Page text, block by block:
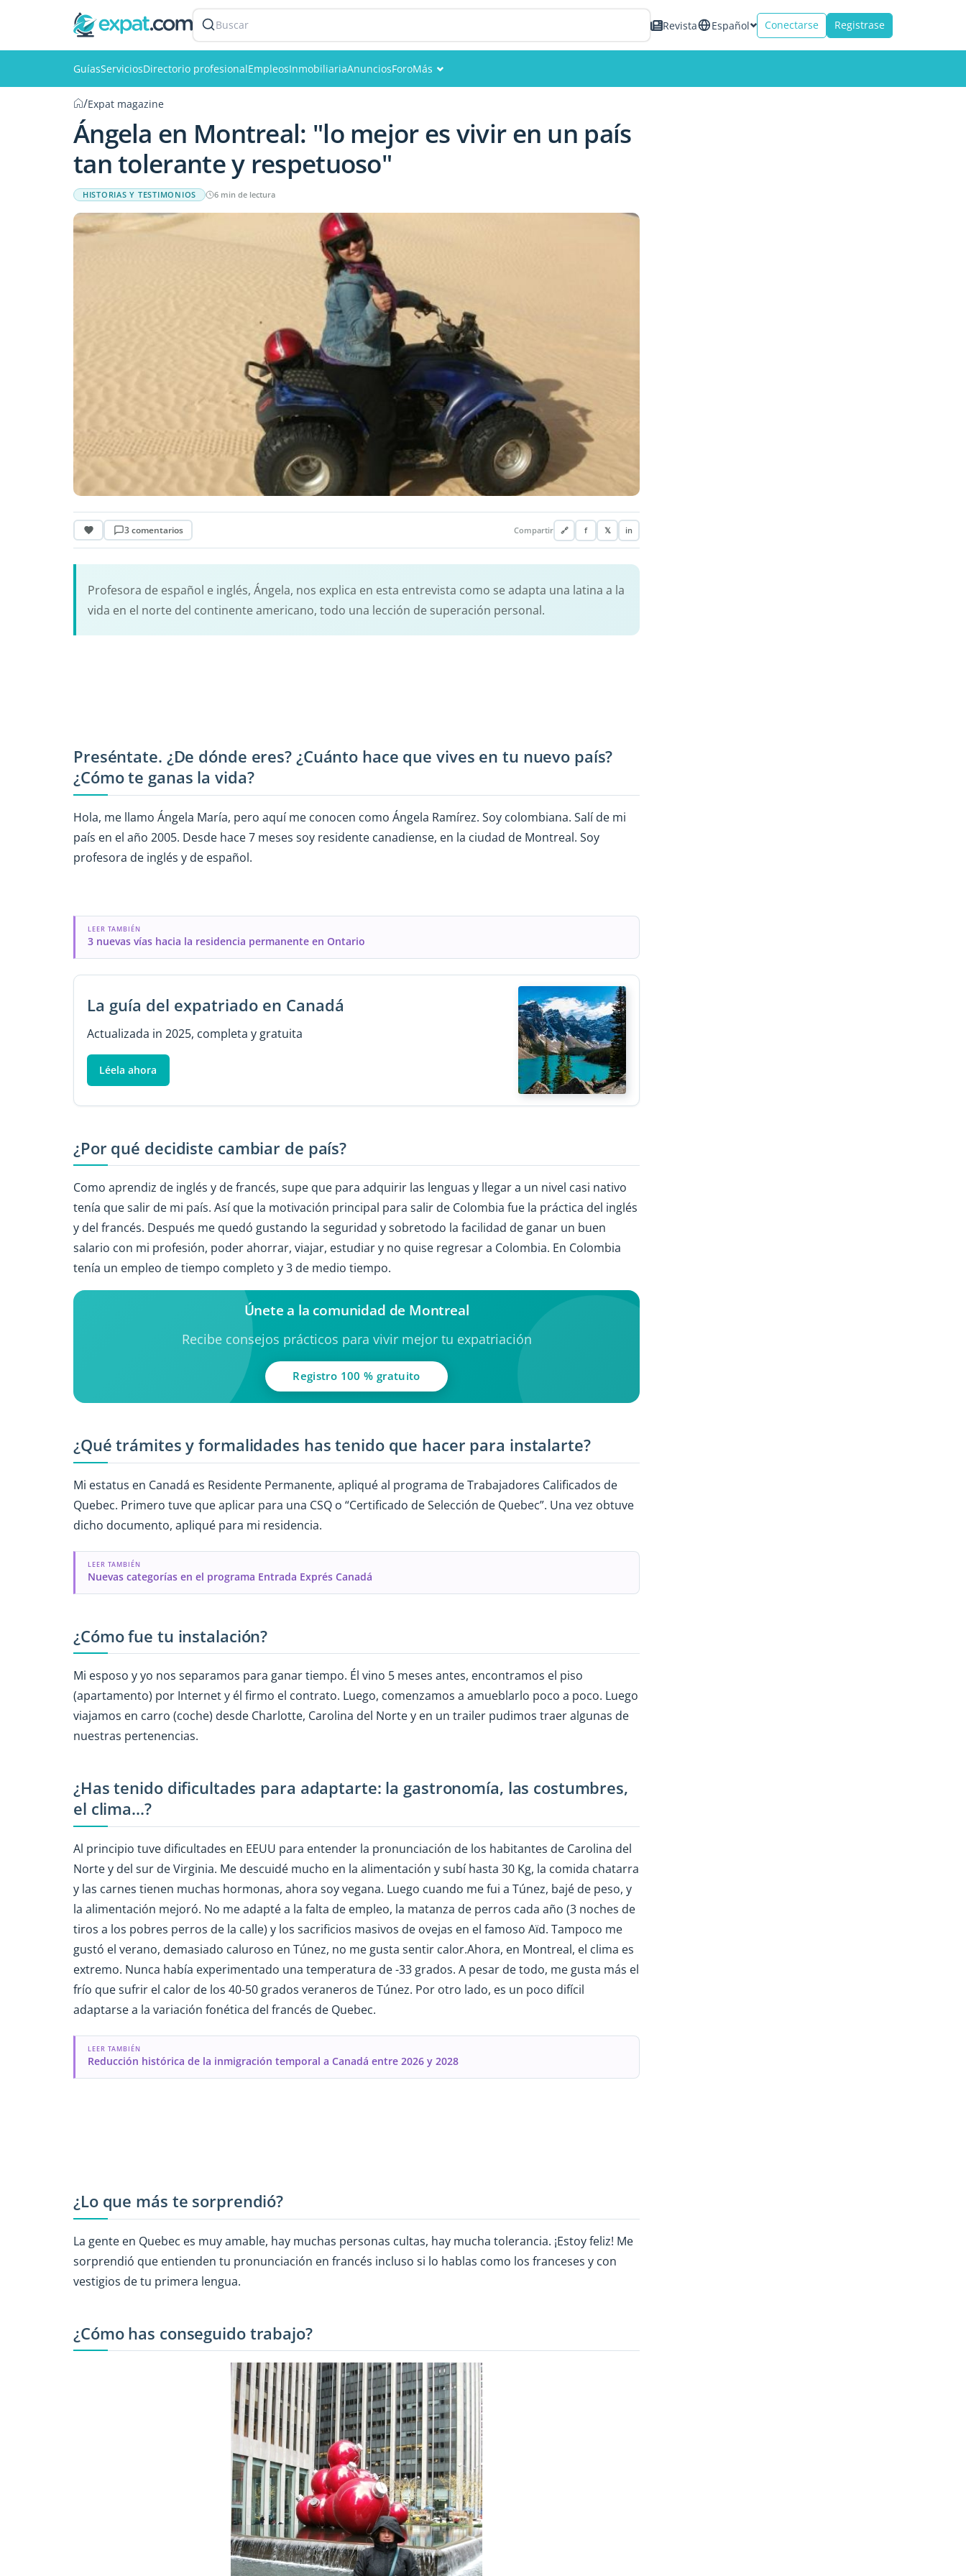
Buscar Revista Español Conectarse Registrase
GuíasServiciosDirectorio profesionalEmpleosInmobiliariaAnunciosForoMás
Miembros
/Expat magazine
Ángela en Montreal: "lo mejor es vivir en un país
tan tolerante y respetuoso"
HISTORIAS Y TESTIMONIOS 6 min de lectura
3 comentarios Compartir 🔗 f 𝕏 in
Profesora de español e inglés, Ángela, nos explica en esta entrevista como se adapta una latina a la
vida en el norte del continente americano, todo una lección de superación personal.
Preséntate. ¿De dónde eres? ¿Cuánto hace que vives en tu nuevo país?
¿Cómo te ganas la vida?
Hola, me llamo Ángela María, pero aquí me conocen como Ángela Ramírez. Soy colombiana. Salí de mi
país en el año 2005. Desde hace 7 meses soy residente canadiense, en la ciudad de Montreal. Soy
profesora de inglés y de español.
LEER TAMBIÉN
3 nuevas vías hacia la residencia permanente en Ontario
La guía del expatriado en Canadá
Actualizada in 2025, completa y gratuita
Léela ahora
¿Por qué decidiste cambiar de país?
Como aprendiz de inglés y de francés, supe que para adquirir las lenguas y llegar a un nivel casi nativo
tenía que salir de mi país. Así que la motivación principal para salir de Colombia fue la práctica del inglés
y del francés. Después me quedó gustando la seguridad y sobretodo la facilidad de ganar un buen
salario con mi profesión, poder ahorrar, viajar, estudiar y no quise regresar a Colombia. En Colombia
tenía un empleo de tiempo completo y 3 de medio tiempo.
Únete a la comunidad de Montreal
Recibe consejos prácticos para vivir mejor tu expatriación
Registro 100 % gratuito
¿Qué trámites y formalidades has tenido que hacer para instalarte?
Mi estatus en Canadá es Residente Permanente, apliqué al programa de Trabajadores Calificados de
Quebec. Primero tuve que aplicar para una CSQ o “Certificado de Selección de Quebec”. Una vez obtuve
dicho documento, apliqué para mi residencia.
LEER TAMBIÉN
Nuevas categorías en el programa Entrada Exprés Canadá
¿Cómo fue tu instalación?
Mi esposo y yo nos separamos para ganar tiempo. Él vino 5 meses antes, encontramos el piso
(apartamento) por Internet y él firmo el contrato. Luego, comenzamos a amueblarlo poco a poco. Luego
viajamos en carro (coche) desde Charlotte, Carolina del Norte y en un trailer pudimos traer algunas de
nuestras pertenencias.
¿Has tenido dificultades para adaptarte: la gastronomía, las costumbres,
el clima...?
Al principio tuve dificultades en EEUU para entender la pronunciación de los habitantes de Carolina del
Norte y del sur de Virginia. Me descuidé mucho en la alimentación y subí hasta 30 Kg, la comida chatarra
y las carnes tienen muchas hormonas, ahora soy vegana. Luego cuando me fui a Túnez, bajé de peso, y
la alimentación mejoró. No me adapté a la falta de empleo, la matanza de perros cada año (3 noches de
tiros a los pobres perros de la calle) y los sacrificios masivos de ovejas en el famoso Aïd. Tampoco me
gustó el verano, demasiado caluroso en Túnez, no me gusta sentir calor.Ahora, en Montreal, el clima es
extremo. Nunca había experimentado una temperatura de -33 grados. A pesar de todo, me gusta más el
frío que sufrir el calor de los 40-50 grados veraneros de Túnez. Por otro lado, es un poco difícil
adaptarse a la variación fonética del francés de Quebec.
LEER TAMBIÉN
Reducción histórica de la inmigración temporal a Canadá entre 2026 y 2028
¿Lo que más te sorprendió?
La gente en Quebec es muy amable, hay muchas personas cultas, hay mucha tolerancia. ¡Estoy feliz! Me
sorprendió que entienden tu pronunciación en francés incluso si lo hablas como los franceses y con
vestigios de tu primera lengua.
¿Cómo has conseguido trabajo?